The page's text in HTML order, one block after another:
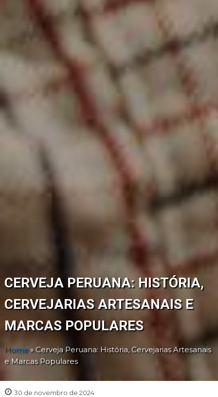
CERVEJA PERUANA: HISTÓRIA,
CERVEJARIAS ARTESANAIS E
MARCAS POPULARES
Home»Cerveja Peruana: História, Cervejarias Artesanais
e Marcas Populares
30 de novembro de 2024